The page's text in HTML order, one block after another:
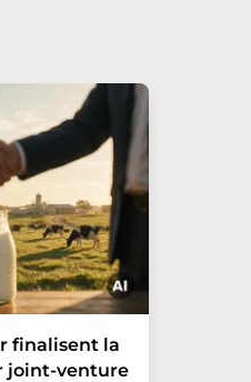
finalisent la
joint-venture